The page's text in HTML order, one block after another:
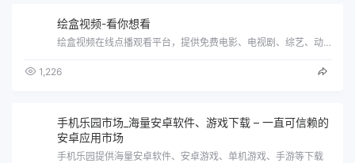
绘盒视频-看你想看
绘盒视频在线点播观看平台，提供免费电影、电视剧、综艺、动漫等视频内容的在线观看和下载。
1,226
手机乐园市场_海量安卓软件、游戏下载 – 一直可信赖的
安卓应用市场
手机乐园提供海量安卓软件、安卓游戏、单机游戏、手游等下载